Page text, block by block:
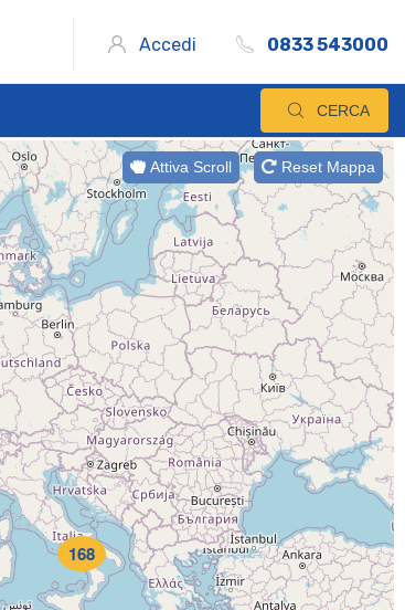
Accedi 0833 543000
CERCA
Attiva Scroll Reset Mappa
168